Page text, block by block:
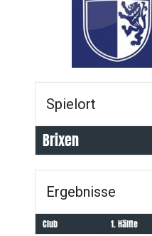
Spielort
Brixen
Ergebnisse
Club 1. Hälfte